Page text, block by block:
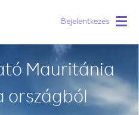
Bejelentkezés
Mauritánia
országból